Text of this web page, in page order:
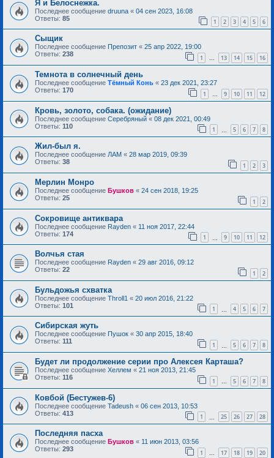
Я и Белоснежка.
Последнее сообщение druuna « 04 сен 2023, 16:08
Ответы: 85 1 2 3 4 5 6
Сыщик
Последнее сообщение Препозит « 25 апр 2022, 19:00
Ответы: 238 1 … 13 14 15 16
Темнота в солнечный день
Последнее сообщение Тёмный Конь « 23 дек 2021, 23:27
Ответы: 170 1 … 9 10 11 12
Кровь, золото, собака. (ожидание)
Последнее сообщение Серебряный « 08 дек 2021, 00:49
Ответы: 110 1 5 6 7 8
Жил-был я.
Последнее сообщение ЛАМ « 28 мар 2019, 09:39
Ответы: 38 1 2 3
Мерлин Монро
Последнее сообщение Бушков « 24 сен 2018, 19:25
Ответы: 25 1 2
Сокровище антиквара
Последнее сообщение Rayden « 11 ноя 2017, 22:44
Ответы: 174 1 9 10 11 12
Волчья стая
Последнее сообщение Rayden « 29 авг 2016, 09:12
Ответы: 22 1 2
Бульдожья схватка
Последнее сообщение Throll1 « 20 июл 2016, 21:22
Ответы: 101 1 4 5 6 7
Сибирская жуть
Последнее сообщение Пушок « 30 апр 2015, 18:40
Ответы: 111 1 5 6 7 8
Будет ли продолжение серии про Алексея Карташа?
Последнее сообщение Хеллем « 21 ноя 2013, 21:45
Ответы: 116 1 … 5 6 7 8
Ковбой (Бестужев-6)
Последнее сообщение Tadeush « 06 сен 2013, 10:53
Ответы: 413 1 25 26 27 28
Последняя пасха
Последнее сообщение Бушков « 11 июн 2013, 03:56
Ответы: 293 1 … 17 18 19 20